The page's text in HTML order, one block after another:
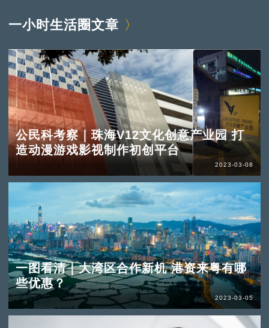
一小时生活圈文章
公民科考察｜珠海V12文化创意产业园 打
造动漫游戏影视制作初创平台
2023-03-08
一图看清｜大湾区合作新机 港资来粤有哪
些优惠？
2023-03-05